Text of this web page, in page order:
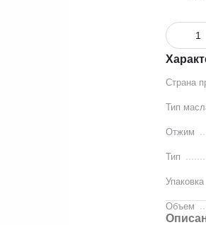
Страна
Тип
Отжим
Тип
Упаковка
Объем